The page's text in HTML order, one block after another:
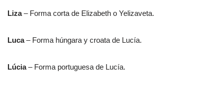
Liza– Forma corta de Elizabeth o Yelizaveta.
Luca– Forma húngara y croata de Lucía.
Lúcia– Forma portuguesa de Lucía.